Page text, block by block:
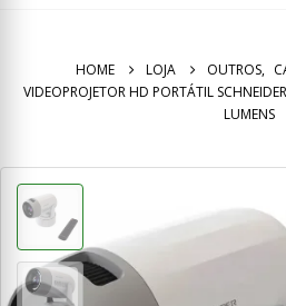
HOME LOJA OUTROS,
VIDEOPROJETOR HD PORTÁTIL
LUMENS